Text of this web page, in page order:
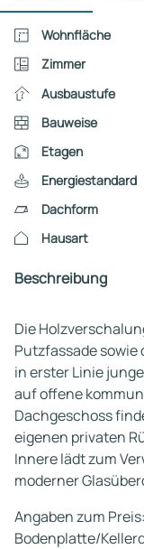
Wohnfläche
Zimmer
Ausbaustufe
Bauweise
Etagen
Energiestandard
Dachform
Hausart
Beschreibung
Die
Putzfassade sowie
in erster Linie
auf offene
Dachgeschoss
eigenen privaten
Innere lädt zum
moderner
Angaben zum
Bodenplatte/